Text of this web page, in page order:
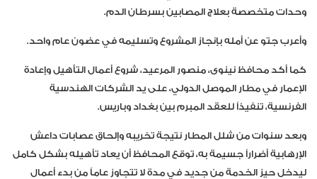
وحدات متخصصة بعلاج المصابين بسرطان الدم.
وأعرب جتو عن أمله بإنجاز المشروع وتسليمه في عضون عام واحد.
كما أكد محافظ نينوى، منصور المرعيد، شروع أعمال التأهيل وإعادة
الإعمار في مطار الموصل الدولي، على يد الشركات الهندسية
الفرنسية، تنفيذاً للعقد المبرم بين بغداد وباريس.
وبعد سنوات من شلل المطار نتيجة تخريبه وإلحاق عصابات داعش
الإرهابية أضراراً جسيمة به، توقع المحافظ أن يعاد تأهيله بشكل كامل
ليدخل حيز الخدمة من جديد في مدة لا تتجاوز عاماً من بدء أعمال